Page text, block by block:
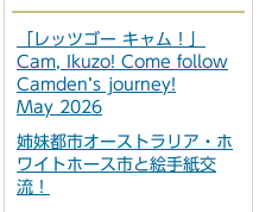
「レッツゴー キャム！」
Cam, Ikuzo! Come follow
Camden’s journey!
May 2026
姉妹都市オーストラリア・ホ
ワイトホース市と絵手紙交
流！